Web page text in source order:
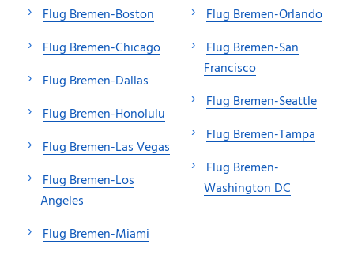
Flug Bremen-Boston
Flug Bremen-Chicago
Flug Bremen-Dallas
Flug Bremen-Honolulu
Flug Bremen-Las Vegas
Flug Bremen-Los
Angeles
Flug Bremen-Miami
Flug Bremen-Orlando
Flug Bremen-San
Francisco
Flug Bremen-Seattle
Flug Bremen-Tampa
Flug Bremen-
Washington DC